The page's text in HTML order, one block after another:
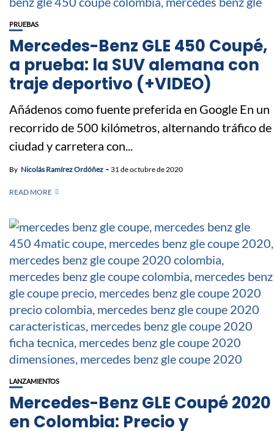
PRUEBAS
Mercedes-Benz GLE 450 Coupé,
a prueba: la SUV alemana con
traje deportivo (+VIDEO)
Añádenos como fuente preferida en Google En un
recorrido de 500 kilómetros, alternando tráfico de
ciudad y carretera con...
By Nicolás Ramírez Ordóñez 31 de octubre de 2020
READ MORE
LANZAMIENTOS
Mercedes-Benz GLE Coupé 2020
en Colombia: Precio y